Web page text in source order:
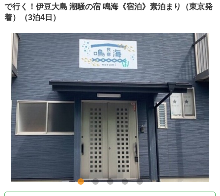
で行く！伊豆大島 潮騒の宿 鳴海《宿泊》素泊まり（東京発
着）（3泊4日）